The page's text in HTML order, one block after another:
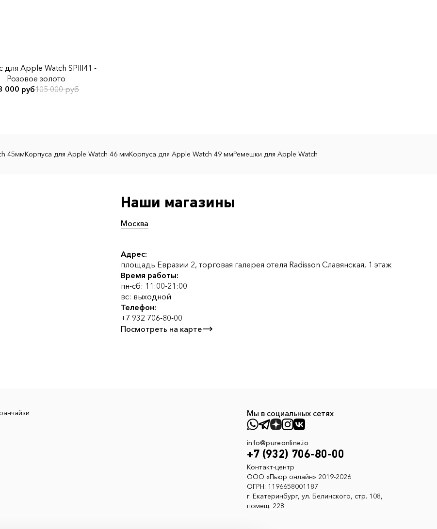
для Apple Watch SPIII41 -
Розовое золото
000 руб105 000 руб
45ммКорпуса для Apple Watch 46 ммКорпуса для Apple Watch 49 ммРемешки для Apple Watch
Наши магазины
Москва
Адрес:
площадь Евразии 2, торговая галерея отеля Radisson Славянская, 1 этаж
Время работы:
пн-сб: 11:00-21:00
вс: выходной
Телефон:
+7 932 706-80-00
Посмотреть на карте
Мы в социальных сетях
info@pureonline.io
+7 (932) 706-80-00
Контакт-центр
ООО «Пьюр онлайн» 2019-2026
ОГРН: 1196658001187
г. Екатеринбург, ул. Белинского, стр. 108,
помещ. 228